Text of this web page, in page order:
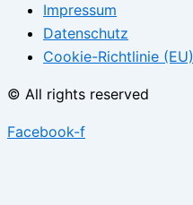
Impressum
Datenschutz
Cookie-Richtlinie (EU)
© All rights reserved
Facebook-f